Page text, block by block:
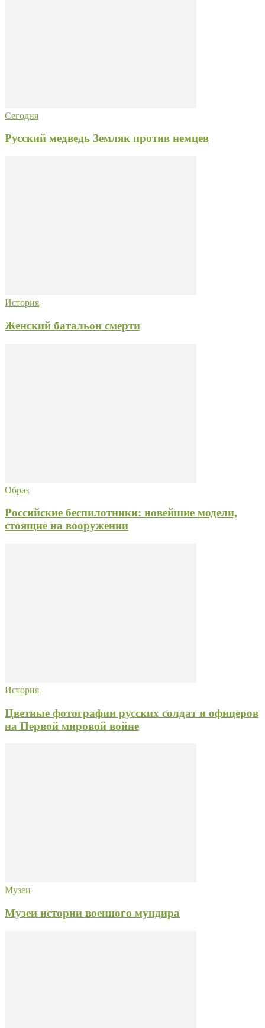
Сегодня
Русский медведь Земляк против немцев
История
Женский батальон смерти
Образ
Российские беспилотники: новейшие модели,
стоящие на вооружении
История
Цветные фотографии русских солдат и офицеров
на Первой мировой войне
Музеи
Музеи истории военного мундира